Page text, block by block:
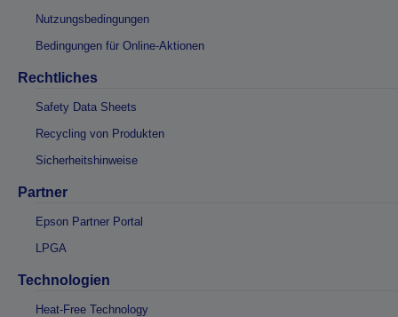
Nutzungsbedingungen
Bedingungen für Online-Aktionen
Rechtliches
Safety Data Sheets
Recycling von Produkten
Sicherheitshinweise
Partner
Epson Partner Portal
LPGA
Technologien
Heat-Free Technology